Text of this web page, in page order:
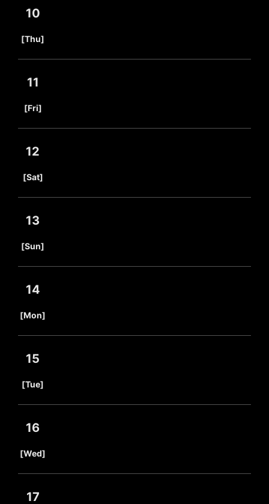
10
[Thu]
11
[Fri]
12
[Sat]
13
[Sun]
14
[Mon]
15
[Tue]
16
[Wed]
17